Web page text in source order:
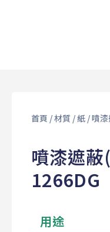
首頁 /材質/紙/ 噴漆
噴漆遮
1266DG
用途